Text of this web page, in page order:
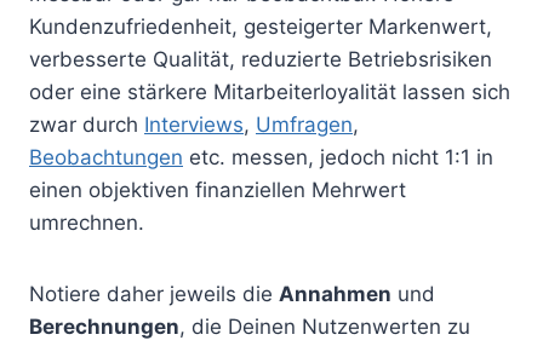
Kundenzufriedenheit, gesteigerter Markenwert,
verbesserte Qualität, reduzierte Betriebsrisiken
oder eine stärkere Mitarbeiterloyalität lassen sich
zwar durch Interviews, Umfragen,
Beobachtungen etc. messen, jedoch nicht 1:1 in
einen objektiven finanziellen Mehrwert
umrechnen.
Notiere daher jeweils die Annahmen und
Berechnungen, die Deinen Nutzenwerten zu